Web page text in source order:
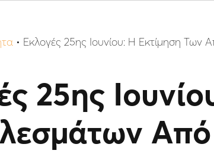
• Εκλογές 25ης Ιουνίου: H Eκτίμηση
25ης